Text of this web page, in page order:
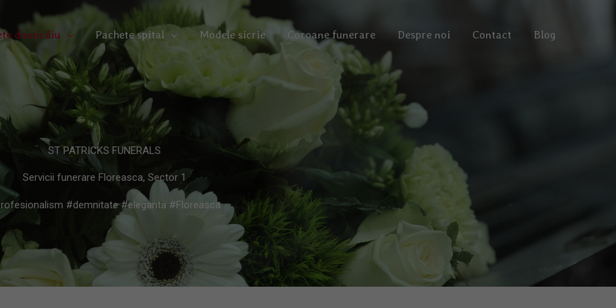
domiciliu Pachete spital Modele sicrie Coroane funerare Despre noi Contact Blog
ST PATRICKS FUNERALS
Servicii funerare Floreasca, Sector 1
#demnitate #eleganta #Floreasca